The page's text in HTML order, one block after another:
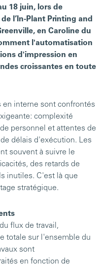
18 juin, lors de
l’In-Plant Printing and
en Caroline du
l'automatisation
d'impression en
croissantes en toute
interne sont confrontés
complexité
personnel et attentes de
délais d'exécution. Les
souvent à suivre le
des retards de
inutiles. C'est là que
stratégique.
flux de travail,
totale sur l'ensemble du
sont
en fonction de